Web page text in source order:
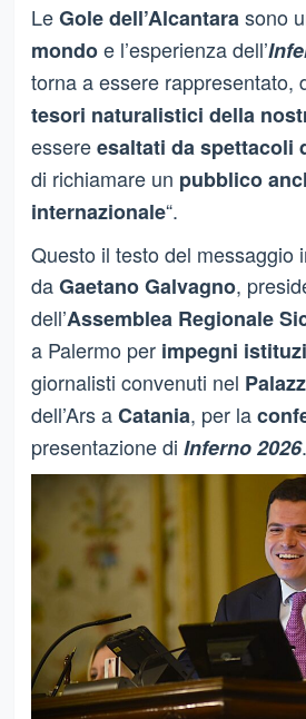
LeGole dell’Alcantara sono
mondoe l’esperienza dell’
torna a essere rappresentato,
tesori naturalistici della
essereesaltati da spettacoli
di richiamare un pubblico
internazionale“.
Questo il testo del messaggio
daGaetano Galvagno,
dell’Assemblea Regionale
a Palermo per impegni
giornalisti convenuti nel
dell’Ars aCatania, per la
presentazione di Inferno 2026.